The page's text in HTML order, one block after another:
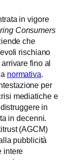
in vigore
Consumers
che
rischiano
fino al
normativa.
per
mediatiche e
in
in decenni.
(AGCM)
pubblicità
intere